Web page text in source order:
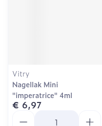
Vitry
Nagellak Mini
"imperatrice" 4ml
€ 6,97